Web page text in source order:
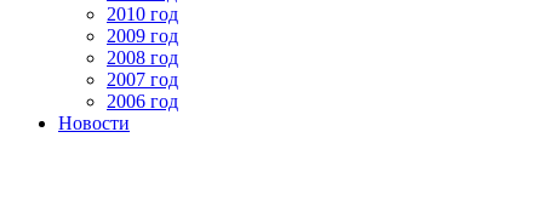
2010 год
2009 год
2008 год
2007 год
2006 год
Новости